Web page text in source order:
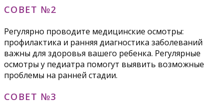
СОВЕТ №2
Регулярно проводите медицинские осмотры:
профилактика и ранняя диагностика заболеваний
важны для здоровья вашего ребенка. Регулярные
осмотры у педиатра помогут выявить возможные
проблемы на ранней стадии.
СОВЕТ №3